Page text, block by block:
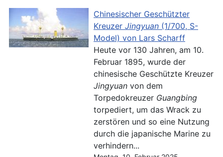
Chinesischer Geschützter
Kreuzer Jingyuan (1/700, S-
Model) von Lars Scharff
Heute vor 130 Jahren, am 10.
Februar 1895, wurde der
chinesische Geschützte Kreuzer
Jingyuan von dem
Torpedokreuzer Guangbing
torpediert, um das Wrack zu
zerstören und so eine Nutzung
durch die japanische Marine zu
verhindern...